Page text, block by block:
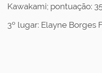
Kawakami; pontuação:
3º lugar: Elayne Borges